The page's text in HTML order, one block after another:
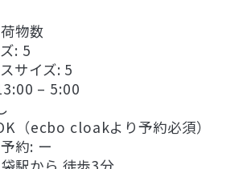
物数
: 5
サイズ: 5
– 5:00
（ecbo cloakより予約必須）
約: ー